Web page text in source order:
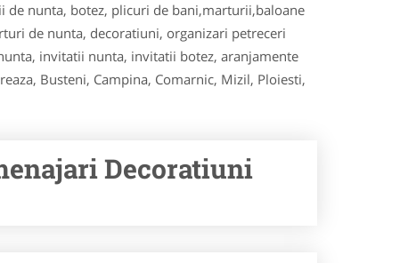
de nunta, botez, plicuri de bani,marturii,baloane
de nunta, decoratiuni, organizari petreceri
invitatii nunta, invitatii botez, aranjamente
Busteni, Campina, Comarnic, Mizil, Ploiesti,
Decoratiuni